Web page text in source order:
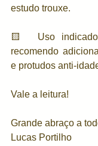
estudo trouxe.
🟨  Uso
recomendo
e protudos anti-
Vale a leitura!
Grande abraço a
Lucas Portilho